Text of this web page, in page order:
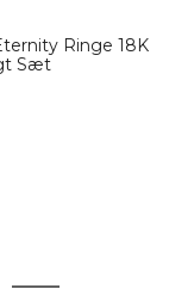
Ringe 18K
Sæt